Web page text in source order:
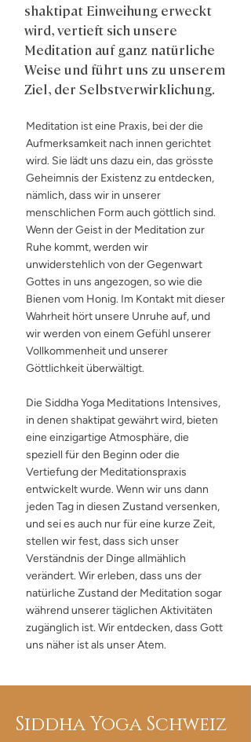
shaktipat Einweihung erweckt
wird, vertieft sich unsere
Meditation auf ganz natürliche
Weise und führt uns zu unserem
Ziel, der Selbstverwirklichung.
Meditation ist eine Praxis, bei der die
Aufmerksamkeit nach innen gerichtet
wird. Sie lädt uns dazu ein, das grösste
Geheimnis der Existenz zu entdecken,
nämlich, dass wir in unserer
menschlichen Form auch göttlich sind.
Wenn der Geist in der Meditation zur
Ruhe kommt, werden wir
unwiderstehlich von der Gegenwart
Gottes in uns angezogen, so wie die
Bienen vom Honig. Im Kontakt mit dieser
Wahrheit hört unsere Unruhe auf, und
wir werden von einem Gefühl unserer
Vollkommenheit und unserer
Göttlichkeit überwältigt.
Die Siddha Yoga Meditations Intensives,
in denen shaktipat gewährt wird, bieten
eine einzigartige Atmosphäre, die
speziell für den Beginn oder die
Vertiefung der Meditationspraxis
entwickelt wurde. Wenn wir uns dann
jeden Tag in diesen Zustand versenken,
und sei es auch nur für eine kurze Zeit,
stellen wir fest, dass sich unser
Verständnis der Dinge allmählich
verändert. Wir erleben, dass uns der
natürliche Zustand der Meditation sogar
während unserer täglichen Aktivitäten
zugänglich ist. Wir entdecken, dass Gott
uns näher ist als unser Atem.
Siddha Yoga Schweiz